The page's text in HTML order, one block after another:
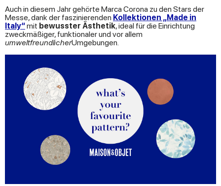
Auch in diesem Jahr gehörte Marca Corona zu den Stars der
Messe, dank der faszinierenden Kollektionen „Made in
Italy“mit bewusster Ästhetik, ideal für die Einrichtung
zweckmäßiger, funktionaler und vor allem
umweltfreundlicherUmgebungen.